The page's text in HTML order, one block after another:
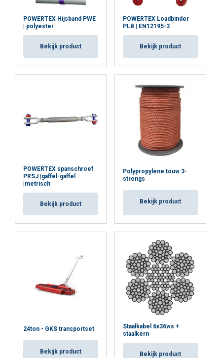
POWERTEX Hijsband PWE
| polyester
Bekijk product
POWERTEX Loadbinder
PLB | EN12195-3
Bekijk product
POWERTEX spanschroef
PRSJ |gaffel-gaffel
|metrisch
Bekijk product
Polypropylene touw 3-
strengs
Bekijk product
24ton - GKS transportset
Bekijk product
Staalkabel 6x36ws +
staalkern
Bekijk product